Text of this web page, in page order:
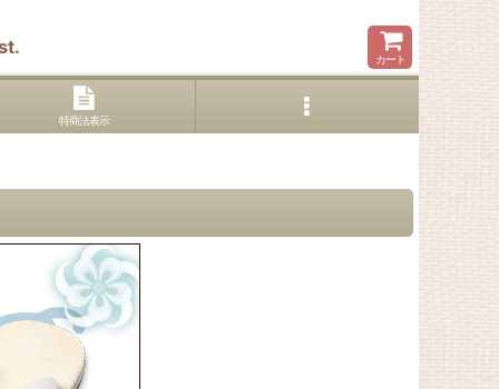
カート
特商法表示